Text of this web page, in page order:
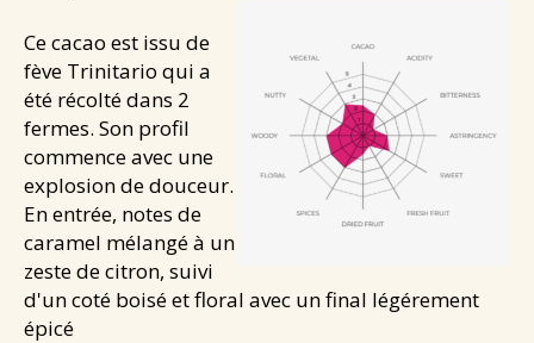
Ce cacao est issu de
fève Trinitario qui a
été récolté dans 2
fermes. Son profil
commence avec une
explosion de douceur.
En entrée, notes de
caramel mélangé à un
zeste de citron, suivi
d'un coté boisé et floral avec un final légérement
épicé